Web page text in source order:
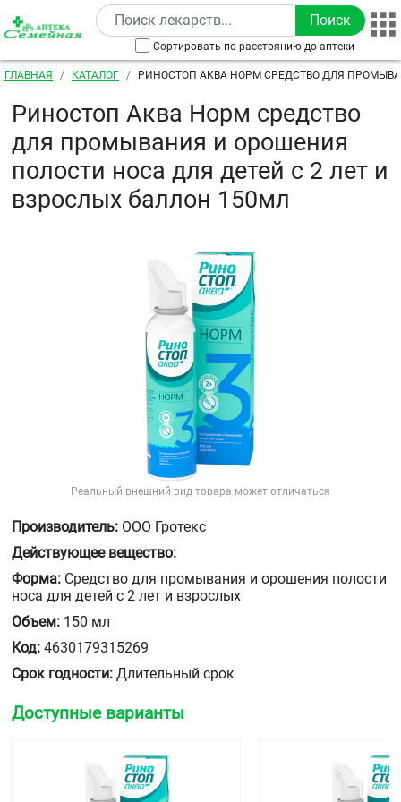
Перейти к основному содержанию
Сортировать по расстоянию до аптеки
Строка навигации
ГЛАВНАЯ КАТАЛОГ
РИНОСТОП АКВА НОРМ СРЕДСТВО ДЛЯ
Риностоп Аква Норм средство
для промывания и орошения
полости носа для детей с 2 лет и
взрослых баллон 150мл
Реальный внешний вид товара может отличаться
Производитель: ООО Гротекс
Действующее вещество:
Форма: Средство для промывания и орошения полости
носа для детей с 2 лет и взрослых
Объем: 150 мл
Код: 4630179315269
Срок годности: Длительный срок
Доступные варианты